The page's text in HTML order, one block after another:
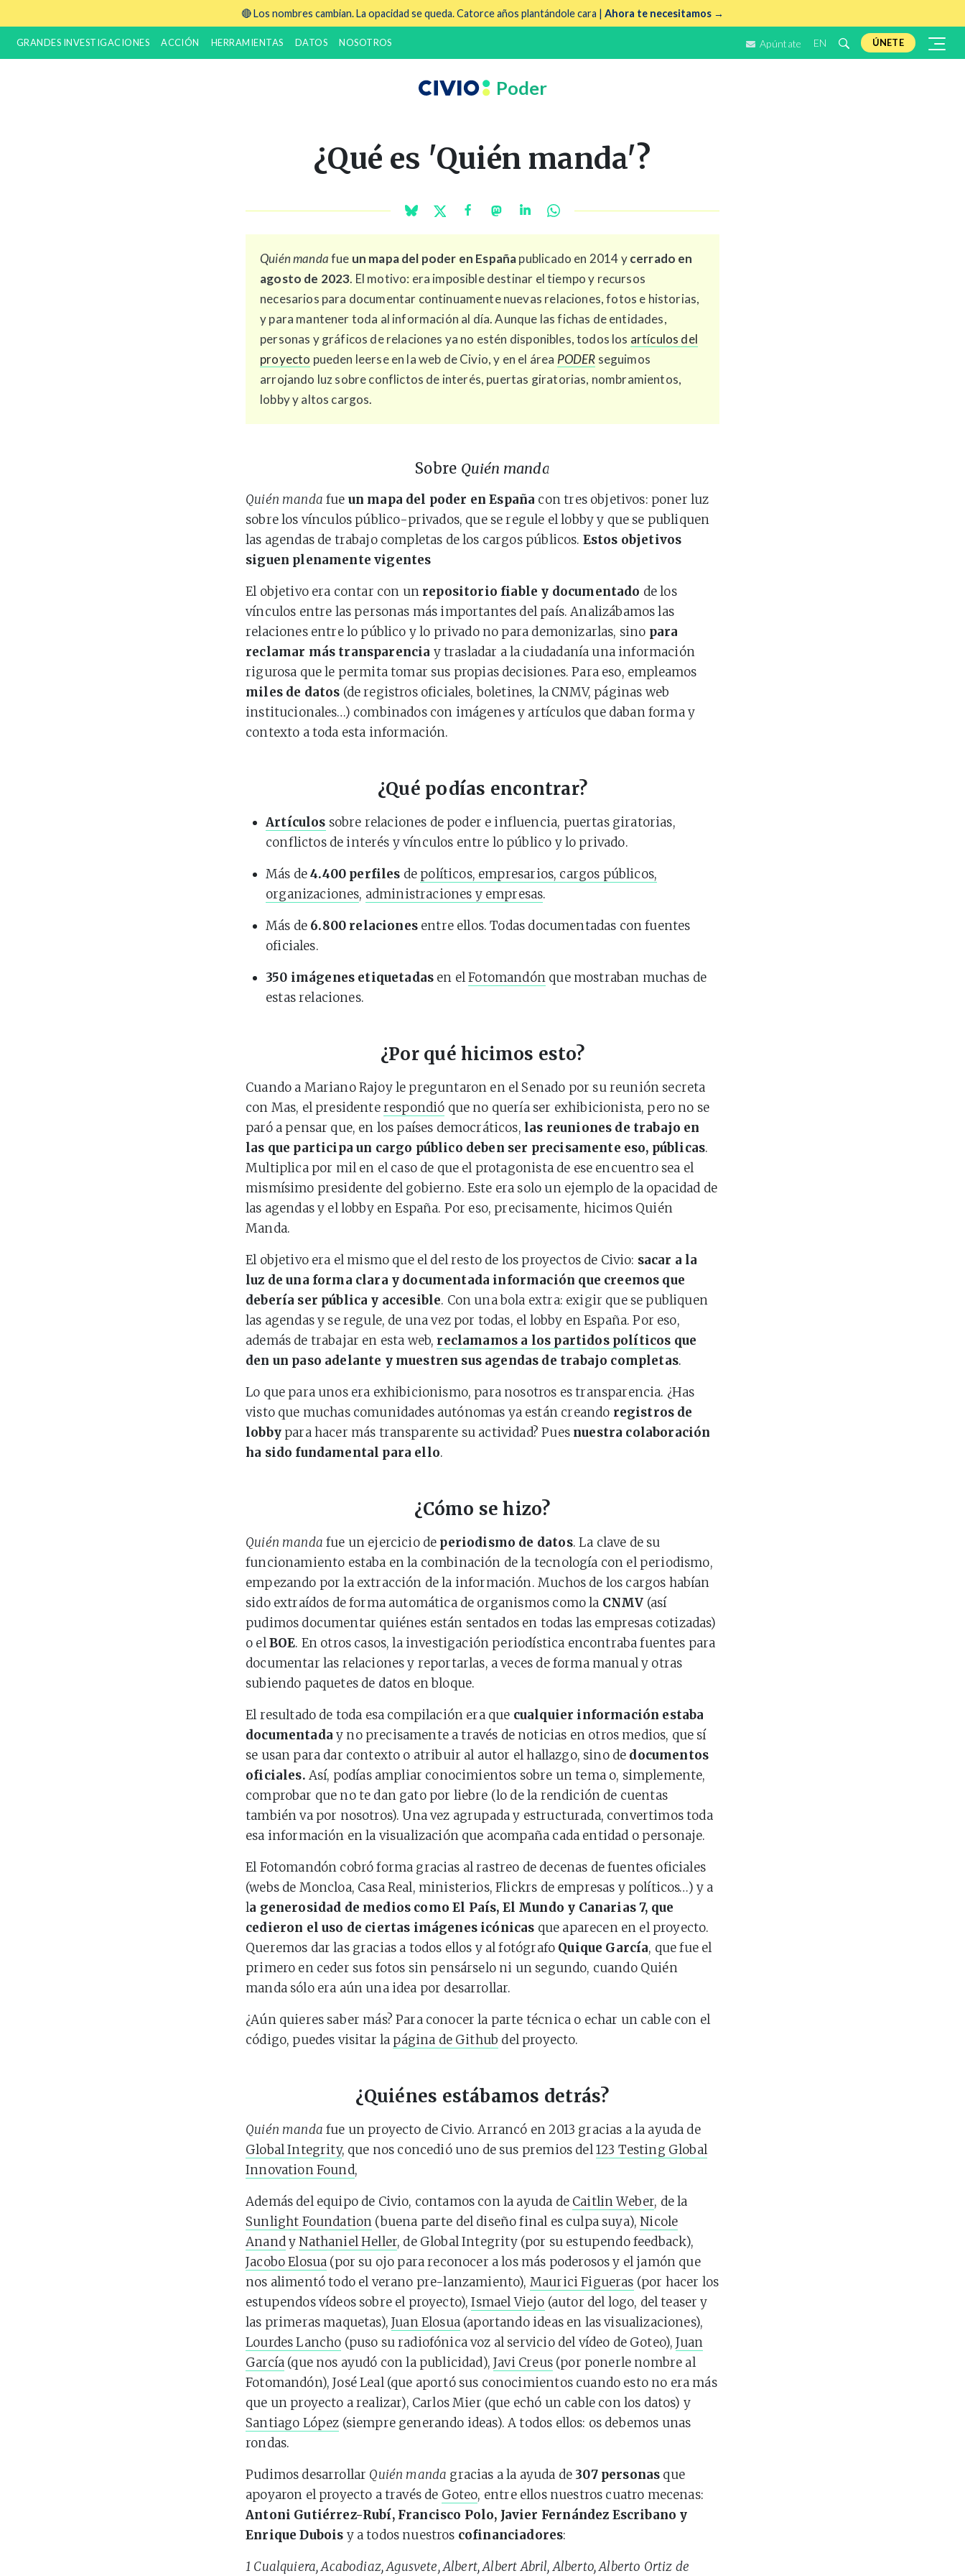
🔴 Los nombres cambian. La opacidad se queda. Catorce años plantándole cara | Ahora te necesitamos →
GRANDES INVESTIGACIONES ACCIÓN HERRAMIENTAS DATOS NOSOTROS Apúntate EN ÚNETE
Poder
¿Qué es 'Quién manda'?
Quién mandafue un mapa del poder en Españapublicado en 2014 ycerrado en
agosto de 2023. El motivo: era imposible destinar el tiempo y recursos
necesarios para documentar continuamente nuevas relaciones, fotos e historias,
y para mantener toda al información al día. Aunque las fichas de entidades,
personas y gráficos de relaciones ya no estén disponibles, todos los artículos del
proyecto pueden leerse en la web de Civio, y en el área PODER seguimos
arrojando luz sobre conflictos de interés, puertas giratorias, nombramientos,
lobby y altos cargos.
Sobre Quién manda
Quién manda fue un mapa del poder en España con tres objetivos: poner luz
sobre los vínculos público-privados, que se regule el lobby y que se publiquen
las agendas de trabajo completas de los cargos públicos. Estos objetivos
siguen plenamente vigentes
El objetivo era contar con un repositorio fiable y documentado de los
vínculos entre las personas más importantes del país. Analizábamos las
relaciones entre lo público y lo privado no para demonizarlas, sino para
reclamar más transparencia y trasladar a la ciudadanía una información
rigurosa que le permita tomar sus propias decisiones. Para eso, empleamos
miles de datos (de registros oficiales, boletines, la CNMV, páginas web
institucionales…) combinados con imágenes y artículos que daban forma y
contexto a toda esta información.
¿Qué podías encontrar?
Artículos sobre relaciones de poder e influencia, puertas giratorias,
conflictos de interés y vínculos entre lo público y lo privado.
Más de4.400 perfiles de políticos, empresarios, cargos públicos,
organizaciones, administraciones y empresas.
Más de 6.800 relacionesentre ellos. Todas documentadas con fuentes
oficiales.
350 imágenes etiquetadas en elFotomandón que mostraban muchas de
estas relaciones.
¿Por qué hicimos esto?
Cuando a Mariano Rajoy le preguntaron en el Senado por su reunión secreta
con Mas, el presidenterespondió que no quería ser exhibicionista, pero no se
paró a pensar que, en los países democráticos, las reuniones de trabajo en
las que participa un cargo público deben ser precisamente eso, públicas.
Multiplica por mil en el caso de que el protagonista de ese encuentro sea el
mismísimo presidente del gobierno. Este era solo un ejemplo de la opacidad de
las agendas y el lobby en España. Por eso, precisamente, hicimos Quién
Manda.
El objetivo era el mismo que el del resto de los proyectos de Civio: sacar a la
luz de una forma clara y documentada información que creemos que
debería ser pública y accesible. Con una bola extra: exigir que se publiquen
las agendas y se regule, de una vez por todas, el lobby en España. Por eso,
además de trabajar en esta web, reclamamos a los partidos políticos que
den un paso adelante y muestren sus agendas de trabajo completas.
Lo que para unos era exhibicionismo, para nosotros es transparencia. ¿Has
visto que muchas comunidades autónomas ya están creando registros de
lobbypara hacer más transparente su actividad? Pues nuestra colaboración
ha sido fundamental para ello.
¿Cómo se hizo?
Quién manda fue un ejercicio de periodismo de datos. La clave de su
funcionamiento estaba en la combinación de la tecnología con el periodismo,
empezando por la extracción de la información. Muchos de los cargos habían
sido extraídos de forma automática de organismos como la CNMV (así
pudimos documentar quiénes están sentados en todas las empresas cotizadas)
o elBOE. En otros casos, la investigación periodística encontraba fuentes para
documentar las relaciones y reportarlas, a veces de forma manual y otras
subiendo paquetes de datos en bloque.
El resultado de toda esa compilación era que cualquier información estaba
documentada y no precisamente a través de noticias en otros medios, que sí
se usan para dar contexto o atribuir al autor el hallazgo, sino de documentos
oficiales. Así, podías ampliar conocimientos sobre un tema o, simplemente,
comprobar que no te dan gato por liebre (lo de la rendición de cuentas
también va por nosotros). Una vez agrupada y estructurada, convertimos toda
esa información en la visualización que acompaña cada entidad o personaje.
El Fotomandón cobró forma gracias al rastreo de decenas de fuentes oficiales
(webs de Moncloa, Casa Real, ministerios, Flickrs de empresas y políticos…) y a
la generosidad de medios como El País, El Mundo y Canarias 7, que
cedieron el uso de ciertas imágenes icónicas que aparecen en el proyecto.
Queremos dar las gracias a todos ellos y al fotógrafo Quique García, que fue el
primero en ceder sus fotos sin pensárselo ni un segundo, cuando Quién
manda sólo era aún una idea por desarrollar.
¿Aún quieres saber más? Para conocer la parte técnica o echar un cable con el
código, puedes visitar la página de Github del proyecto.
¿Quiénes estábamos detrás?
Quién manda fue un proyecto de Civio. Arrancó en 2013 gracias a la ayuda de
Global Integrity, que nos concedió uno de sus premios del123 Testing Global
Innovation Found,
Además del equipo de Civio, contamos con la ayuda de Caitlin Weber, de la
Sunlight Foundation (buena parte del diseño final es culpa suya),Nicole
AnandyNathaniel Heller, de Global Integrity (por su estupendo feedback),
Jacobo Elosua (por su ojo para reconocer a los más poderosos y el jamón que
nos alimentó todo el verano pre-lanzamiento), Maurici Figueras (por hacer los
estupendos vídeos sobre el proyecto),Ismael Viejo (autor del logo, del teaser y
las primeras maquetas),Juan Elosua(aportando ideas en las visualizaciones),
Lourdes Lancho (puso su radiofónica voz al servicio del vídeo de Goteo),Juan
García (que nos ayudó con la publicidad),Javi Creus(por ponerle nombre al
Fotomandón), José Leal (que aportó sus conocimientos cuando esto no era más
que un proyecto a realizar), Carlos Mier (que echó un cable con los datos) y
Santiago López (siempre generando ideas). A todos ellos: os debemos unas
rondas.
Pudimos desarrollar Quién manda gracias a la ayuda de 307 personas que
apoyaron el proyecto a través de Goteo, entre ellos nuestros cuatro mecenas:
Antoni Gutiérrez-Rubí, Francisco Polo, Javier Fernández Escribano y
Enrique Dubois y a todos nuestros cofinanciadores:
1 Cualquiera, Acabodiaz, Agusvete, Albert, Albert Abril, Alberto, Alberto Ortiz de